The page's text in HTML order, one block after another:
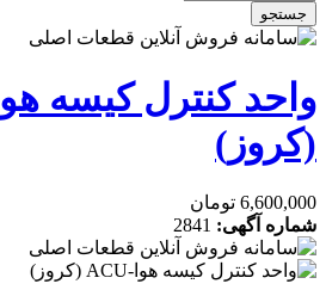
جستجو
(کروز)
6,600,000 تومان
شماره آگهی: 2841